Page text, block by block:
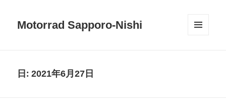
Motorrad Sapporo-Nishi
日:2021年6月27日